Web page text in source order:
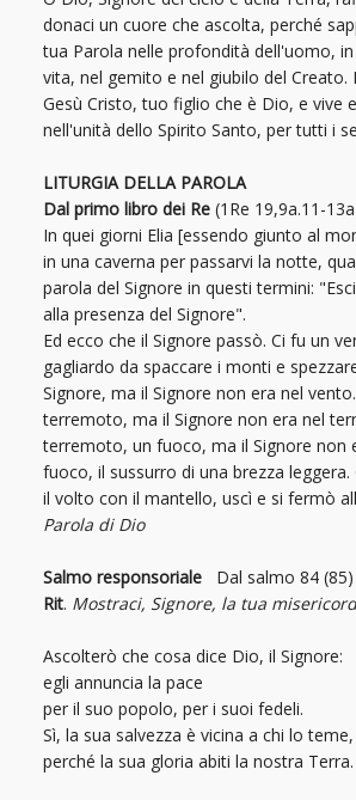
donaci un cuore che ascolta, perché
tua Parola nelle profondità dell'uomo,
vita, nel gemito e nel giubilo del Creato.
Gesù Cristo, tuo figlio che è Dio, e vive
nell'unità dello Spirito Santo, per tutti i
LITURGIA DELLA PAROLA
Dal primo libro dei Re (1Re 19,9a.11-
In quei giorni Elia [essendo giunto al
in una caverna per passarvi la notte,
parola del Signore in questi termini:
alla presenza del Signore".
Ed ecco che il Signore passò. Ci fu un
gagliardo da spaccare i monti e
Signore, ma il Signore non era nel
terremoto, ma il Signore non era nel
terremoto, un fuoco, ma il Signore non
fuoco, il sussurro di una brezza
il volto con il mantello, uscì e si fermò
Parola di Dio
Salmo responsoriale Dal salmo 84 (85)
Rit. Mostraci, Signore, la tua
Ascolterò che cosa dice Dio, il Signore:
egli annuncia la pace
per il suo popolo, per i suoi fedeli.
Sì, la sua salvezza è vicina a chi lo teme,
perché la sua gloria abiti la nostra Terra.